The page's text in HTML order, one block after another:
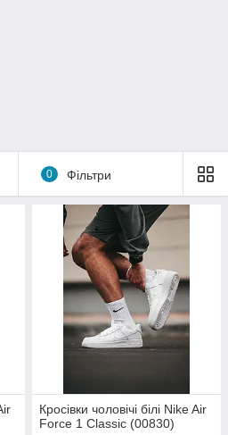
0 Фільтри
Кросівки чоловічі білі Nike Air
Force 1 Classic (00830)